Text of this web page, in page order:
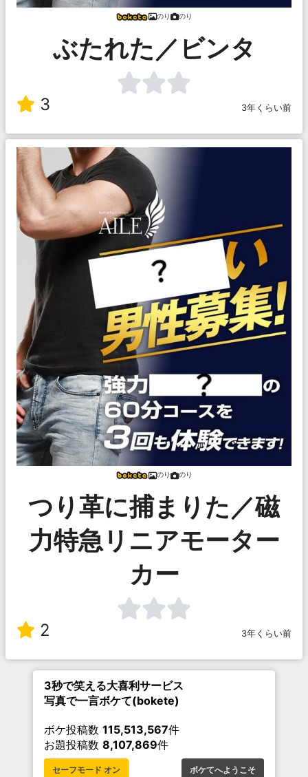
のり のり
ぶたれた／ビンタ
3 3年くらい前
のり のり
つり革に捕まりた／磁
力特急リニアモーター
カー
2 3年くらい前
3秒で笑える大喜利サービス
写真で一言ボケて(bokete)
ボケ投稿数 115,513,567件
お題投稿数 8,107,869件
セーフモード オン ボケてへようこそ